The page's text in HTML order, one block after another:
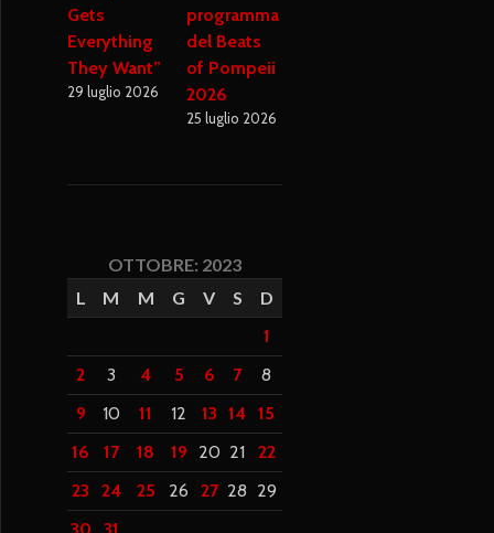
Gets
Everything
They Want”
29 luglio 2026
programma
del Beats
of Pompeii
2026
25 luglio 2026
OTTOBRE: 2023
L
M M G V S
D
1
2
3 4 5 6 7
8
9
10 11 12 13 14 15
16
17 18 19 20 21
22
23
24 25 26 27 28 29